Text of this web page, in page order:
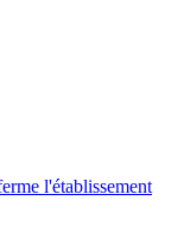
l'établissement